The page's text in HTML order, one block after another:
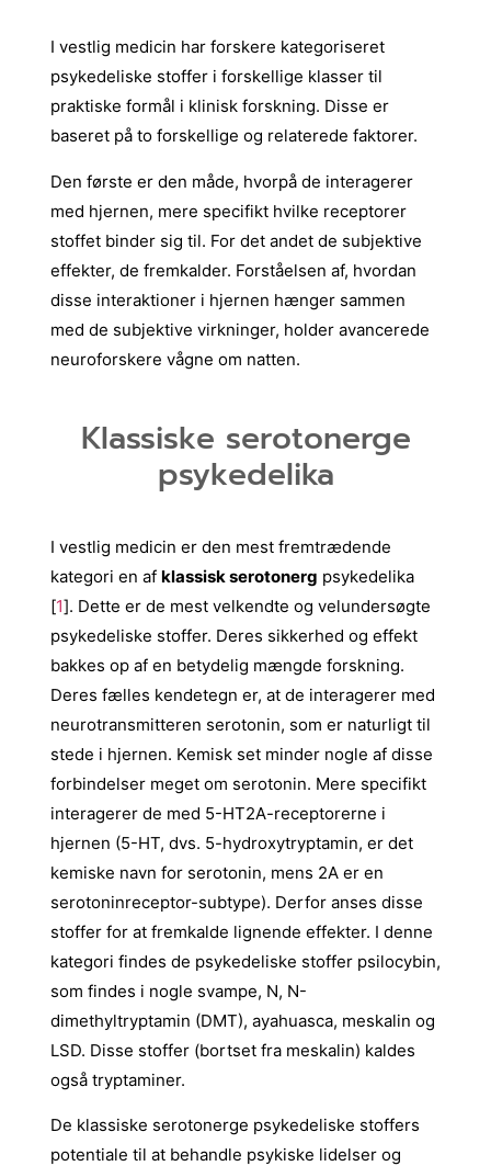
I vestlig medicin har forskere kategoriseret
psykedeliske stoffer i forskellige klasser til
praktiske formål i klinisk forskning. Disse er
baseret på to forskellige og relaterede faktorer.
Den første er den måde, hvorpå de interagerer
med hjernen, mere specifikt hvilke receptorer
stoffet binder sig til. For det andet de subjektive
effekter, de fremkalder. Forståelsen af, hvordan
disse interaktioner i hjernen hænger sammen
med de subjektive virkninger, holder avancerede
neuroforskere vågne om natten.
Klassiske serotonerge
psykedelika
I vestlig medicin er den mest fremtrædende
kategori en af klassisk serotonerg psykedelika
[1]. Dette er de mest velkendte og velundersøgte
psykedeliske stoffer. Deres sikkerhed og effekt
bakkes op af en betydelig mængde forskning.
Deres fælles kendetegn er, at de interagerer med
neurotransmitteren serotonin, som er naturligt til
stede i hjernen. Kemisk set minder nogle af disse
forbindelser meget om serotonin. Mere specifikt
interagerer de med 5-HT2A-receptorerne i
hjernen (5-HT, dvs. 5-hydroxytryptamin, er det
kemiske navn for serotonin, mens 2A er en
serotoninreceptor-subtype). Derfor anses disse
stoffer for at fremkalde lignende effekter. I denne
kategori findes de psykedeliske stoffer psilocybin,
som findes i nogle svampe, N, N-
dimethyltryptamin (DMT), ayahuasca, meskalin og
LSD. Disse stoffer (bortset fra meskalin) kaldes
også tryptaminer.
De klassiske serotonerge psykedeliske stoffers
potentiale til at behandle psykiske lidelser og